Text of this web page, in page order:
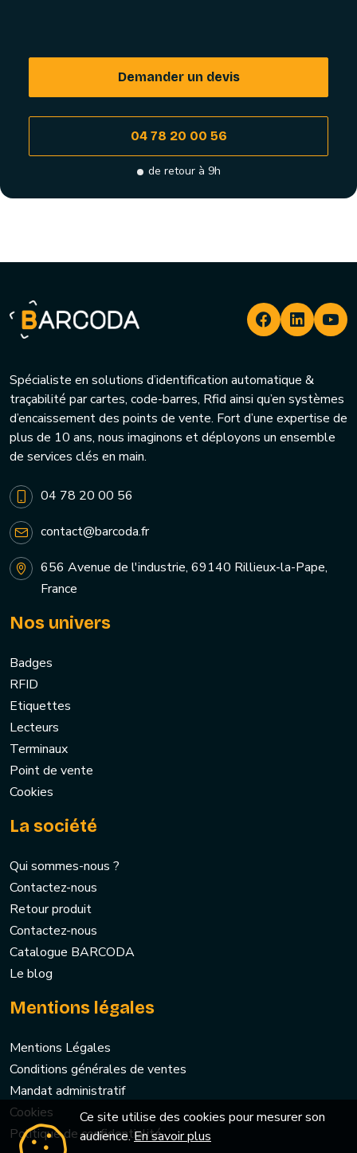
Demander un devis
04 78 20 00 56
de retour à 9h
Spécialiste en solutions d’identification automatique &
traçabilité par cartes, code-barres, Rfid ainsi qu’en systèmes
d’encaissement des points de vente. Fort d’une expertise de
plus de 10 ans, nous imaginons et déployons un ensemble
de services clés en main.
04 78 20 00 56
contact@barcoda.fr
656 Avenue de l'industrie, 69140 Rillieux-la-Pape,
France
Nos univers
Badges
RFID
Etiquettes
Lecteurs
Terminaux
Point de vente
Cookies
La société
Qui sommes-nous ?
Contactez-nous
Retour produit
Contactez-nous
Catalogue BARCODA
Le blog
Mentions légales
Mentions Légales
Conditions générales de ventes
Mandat administratif
Cookies
Politique de confidentialité
Ce site utilise des cookies pour mesurer son
audience.En savoir plus